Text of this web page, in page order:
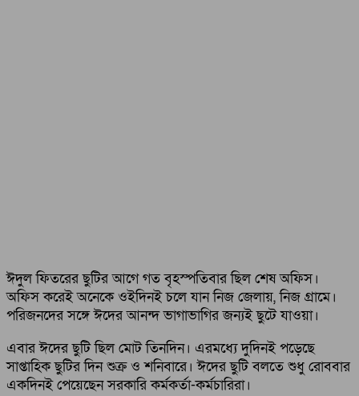
ঈদুল ফিতরের ছুটির আগে গত বৃহস্পতিবার ছিল শেষ অফিস।
অফিস করেই অনেকে ওইদিনই চলে যান নিজ জেলায়, নিজ গ্রামে।
পরিজনদের সঙ্গে ঈদের আনন্দ ভাগাভাগির জন্যই ছুটে যাওয়া।
এবার ঈদের ছুটি ছিল মোট তিনদিন। এরমধ্যে দুদিনই পড়েছে
সাপ্তাহিক ছুটির দিন শুক্র ও শনিবারে। ঈদের ছুটি বলতে শুধু রোববার
একদিনই পেয়েছেন সরকারি কর্মকর্তা-কর্মচারিরা।